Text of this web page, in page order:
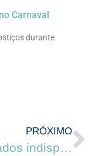
Carnaval
durante
PRÓXIMO
7 cuidados indispensáveis com os olhos no inverno